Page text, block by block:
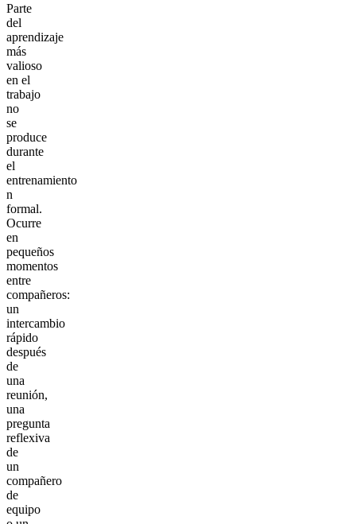
Parte
del
aprendizaje
más
valioso
en el
trabajo
no
se
produce
durante
el
entrenamiento
n
formal.
Ocurre
en
pequeños
momentos
entre
compañeros:
un
intercambio
rápido
después
de
una
reunión,
una
pregunta
reflexiva
de
un
compañero
de
equipo